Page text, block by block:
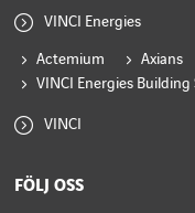
VINCI Energies
Actemium Axians
VINCI Energies Building
VINCI
FÖLJ OSS